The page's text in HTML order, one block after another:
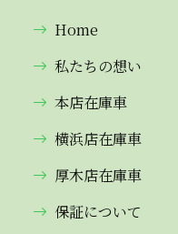
Home
私たちの想い
本店在庫車
横浜店在庫車
厚木店在庫車
保証について